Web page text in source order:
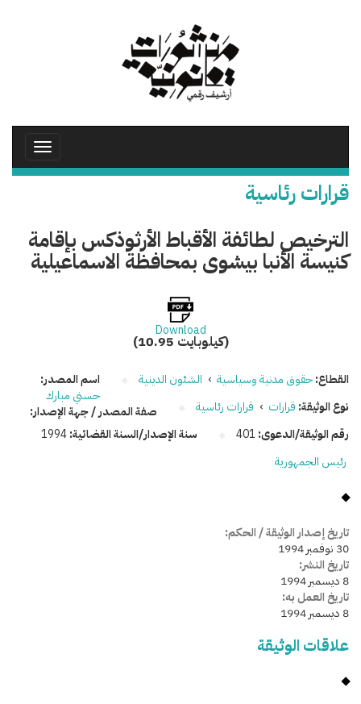
Toggle
قرارات رئاسية
الترخيص لطائفة الأقباط الأرثوذكس بإقامة
كنيسة الأنبا بيشوى بمحافظة الاسماعيلية
Download
(10.95 كيلوبايت)
القطاع:حقوق مدنية وسياسية › الشئون الدينية
نوع الوثيقة: قرارات › قرارات رئاسية
رقم الوثيقة/الدعوى: 401 سنة الإصدار/السنة القضائية:1994
اسم المصدر:
حسني مبارك
صفة المصدر / جهة الإصدار:
رئيس الجمهورية
تاريخ إصدار الوثيقة / الحكم:
30 نوفمبر 1994
تاريخ النشر:
8 ديسمبر 1994
تاريخ العمل به:
8 ديسمبر 1994
علاقات الوثيقة